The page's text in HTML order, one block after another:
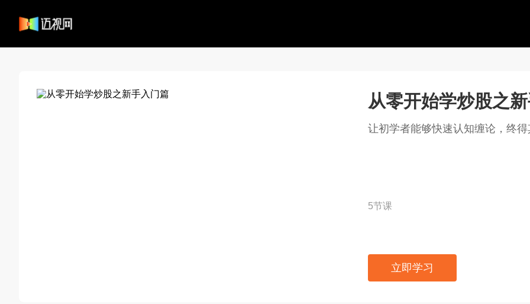
从零开始学炒股之
让初学者能够快速认知缠论，终得
5节课
立即学习